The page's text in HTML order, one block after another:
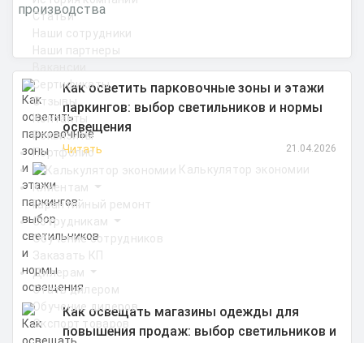
Статьи
Наши сотрудники
Наши партнеры
Сертификаты
Отзывы
Контакты
Реквизиты
Портфолио
Калькулятор экономии
Клиентам
Гарантийный ремонт
Сотрудникам
Обучение сотрудников
Заказать КП
Дилерам
Стать дилером
Обучение дилеров
Экспорт товаров
Как осветить парковочные зоны и этажи
паркингов: выбор светильников и нормы
освещения
Читать 21.04.2026
Как освещать магазины одежды для
повышения продаж: выбор светильников и